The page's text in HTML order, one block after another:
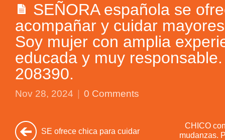
SEÑORA española se
acompañar y cuidar
Soy mujer con amplia
educada y muy
208390.
Nov 28, 2024 0 Comments
SE ofrece chica para cuidar
CHICO
mudanzas.